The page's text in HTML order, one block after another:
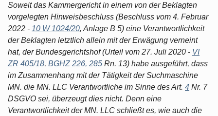
Soweit das Kammergericht in einem von der Beklagten
vorgelegten Hinweisbeschluss (Beschluss vom 4. Februar
2022 - 10 W 1024/20, Anlage B 5) eine Verantwortlichkeit
der Beklagten letztlich allein mit der Erwägung verneint
hat, der Bundesgerichtshof (Urteil vom 27. Juli 2020 - VI
ZR 405/18, BGHZ 226, 285 Rn. 13) habe ausgeführt, dass
im Zusammenhang mit der Tätigkeit der Suchmaschine
MN. die MN. LLC Verantwortliche im Sinne des Art. 4 Nr. 7
DSGVO sei, überzeugt dies nicht. Denn eine
Verantwortlichkeit der MN. LLC schließt es, wie auch die